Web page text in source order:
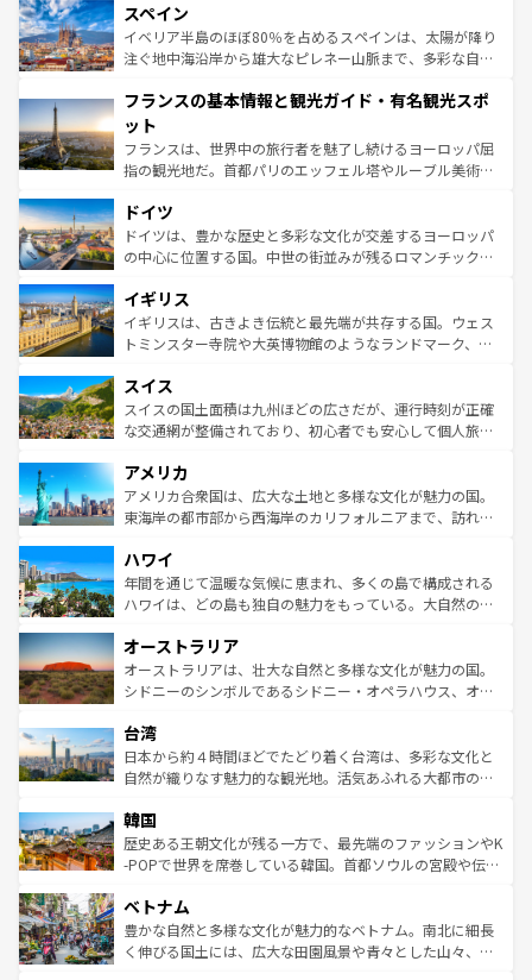
ろん、トスカーナの美しい田園風景やアマルフィ海岸の絶
景など、自然景観も見逃せない。観光の合間には、本場の
ピザやパスタなど、絶品のイタリア料理を堪能することも
ませてくれるイタリアで、忘れられない旅をしてみよう！
なお、新着のイタリア情報は
しい。
スペイン
イベリア半島のほぼ80％を占めるスペインは、太陽が降り
注ぐ地中海沿岸から雄大なピレネー山脈まで、多彩な自然
文化が根付くこの国では、情熱的なフラメンコ、熱気あふ
れる闘牛、そして美味しいタパスが生活の一部となってい
る。首都マドリードの洗練された雰囲気や、バルセロナの
アートに溢れた街角から、地方では古代ローマ遺跡や中世
せる。地方によって風土や気候が異なるスペインはその個
性で訪れる人を魅了する。 なお、新着のスペイン情報は コ
ンテンツ一覧を参照してほしい。
フランスの基本情報と観光ガイド・有名観光スポ
ット
フランスは、世界中の旅行者を魅了し続けるヨーロッパ屈
指の観光地だ。首都パリのエッフェル塔やルーブル美術館
で、幅広い魅力が詰まっている。華麗な宮殿、歴史的な大
聖堂、美しいビーチ、そして豊かな自然が、訪れる者を心
から魅了する。また、フランスは美食の国としても知ら
いる。シャンパンの発祥地であるランス、プロヴァンスの
香り高いラベンダー畑など、多彩な楽しみ方が可能だ。さ
らに、パリ以外の地域にも魅力が溢れており、どの街角に
れる地方に足を運ぶとそれぞれで全く異なる文化を体験で
きるだろう。 なお、新着のフランス情報はコンテンツ一覧
を参照してほしい。
ドイツ
ドイツは、豊かな歴史と多彩な文化が交差するヨーロッパ
の中心に位置する国。中世の街並みが残るロマンチック街
顔を持つこの国は、どこを歩いても飽きることがない。ベ
ルリンの文化的活気、バイエルン州のアルプスの絶景、そ
してライン川沿いのワイン畑といった風景は必見。ビール
は、お酒好きな人にはぜひ体験してほしい。 なお、新着の
ドイツ情報はコンテンツ一覧を参照してほしい。
イギリス
イギリスは、古きよき伝統と最先端が共存する国。ウェス
トミンスター寺院や大英博物館のようなランドマーク、歴
リアごとに異なる魅力がある。また、優雅なアフタヌーン
ティー、ビール好きにはたまらない英国パブ、サッカー観
戦など、本場だからこそできる体験も豊富。イギリスを旅
ンツ一覧を参照してほしい。
スイス
スイスの国土面積は九州ほどの広さだが、運行時刻が正確
な交通網が整備されており、初心者でも安心して個人旅行
の建物がそのまま残る町や、スイスならではのユニークな
博物館もあり、アルプス観光だけでなく町歩きも満喫する
ことができる。国民の所得が高いため物価も高いが、旅行
ば市内交通費無料で観光を楽しむこともできる。 なお、新
着のスイス情報はコンテンツ一覧 を参照してほしい。
アメリカ
アメリカ合衆国は、広大な土地と多様な文化が魅力の国。
東海岸の都市部から西海岸のカリフォルニアまで、訪れる
のような巨大都市は、観光、ショッピング、エンターテイ
ンメントが詰まった刺激的なスポットだ。一方、アメリカ
西部には大自然が広がり、グランドキャニオンやイエロー
部のニューオーリンズでは、音楽と美食が融合した独特の
文化が魅力。旅行者はアメリカの各地域で異なる魅力を楽
しみながら、その多様性と豊かな歴史を感じることができ
ならではの贅沢な旅のスタイルだ。 なお、新着のアメリカ
情報はコンテンツ一覧を参照してほしい。
ハワイ
年間を通じて温暖な気候に恵まれ、多くの島で構成される
ハワイは、どの島も独自の魅力をもっている。大自然の神
ワイ島は見逃せない。また、定番の観光地といえばオアフ
島だが、静かな自然を求めるならマウイ島やカウアイ島が
おすすめ。エメラルドグリーンに輝く海をはじめ、豊かな
れるおもてなしの心で訪れる人々を迎えてくれるハワイの
人々、おいしいローカルフードやハワイアンミュージッ
ク、伝統的なフラダンスなど、すべてがハワイの魅力を彩
ワイを、存分に味わってほしい。 なお、新着のハワイ情報
はコンテンツ一覧を参照してほしい。
オーストラリア
オーストラリアは、壮大な自然と多様な文化が魅力の国。
シドニーのシンボルであるシドニー・オペラハウス、オー
リアリーフや大陸中央部にそびえるウルル（エアーズロッ
ク）、タスマニアの美しい原生林やケアンズの熱帯雨林な
ど、見どころがたくさん。また、カフェやワイン、オージ
いる。アクティビティも充実しており、サーフィンやダイ
ビング、ハイキングなど、アウトドア好きにはたまらな
い。オーストラリアの多彩な魅力を存分に味わいつくそ
参照してほしい。
台湾
日本から約４時間ほどでたどり着く台湾は、多彩な文化と
自然が織りなす魅力的な観光地。活気あふれる大都市の台
ン）、静ひつな山岳地帯である台湾東部など、都市の喧騒
と山間の静けさが共存しており、訪れる人に新しい発見と
驚きをもたらしてくれる。また、奥深い台湾の食文化も魅
容にもいいと評判のスイーツなど、バラエティ豊かな料理
が味わえる。 なお、新着の台湾情報は コンテンツ一覧を参
照してほしい。
韓国
歴史ある王朝文化が残る一方で、最先端のファッションやK
-POPで世界を席巻している韓国。首都ソウルの宮殿や伝統
き、地方に足を延ばせば四季折々の自然美を楽しむことが
できる。そして、キムチや焼肉、絶品のストリートフード
まで、さまざまな韓国料理が待っている。夜には、韓国な
ベトナム
豊かな自然と多様な文化が魅力的なベトナム。南北に細長
く伸びる国土には、広大な田園風景や青々とした山々、世